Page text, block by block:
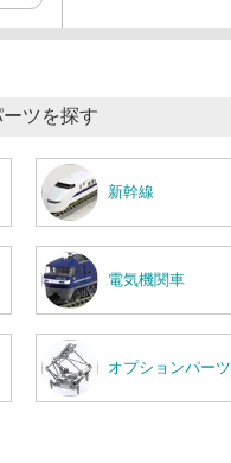
ツを探す
新幹線
電気機関車
オプションパーツ